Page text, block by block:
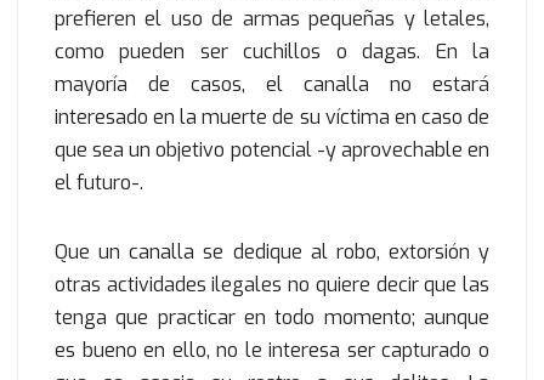
prefieren el uso de armas pequeñas y letales,
como pueden ser cuchillos o dagas. En la
mayoría de casos, el canalla no estará
interesado en la muerte de su víctima en caso de
que sea un objetivo potencial -y aprovechable en
el futuro-.
Que un canalla se dedique al robo, extorsión y
otras actividades ilegales no quiere decir que las
tenga que practicar en todo momento; aunque
es bueno en ello, no le interesa ser capturado o